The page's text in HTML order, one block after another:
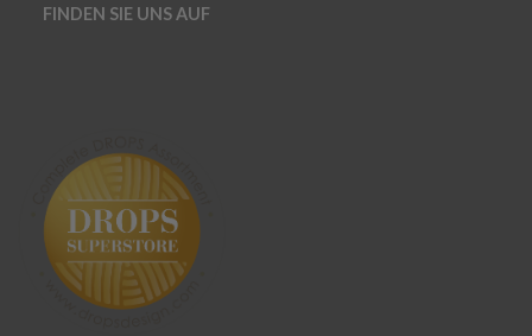
FINDEN SIE UNS AUF